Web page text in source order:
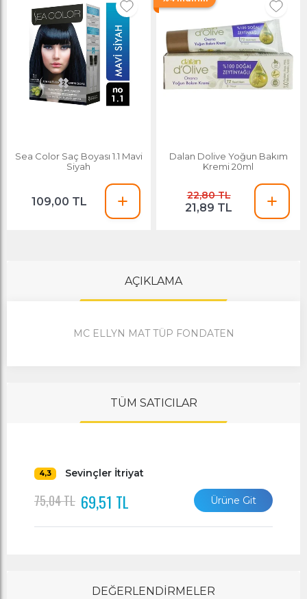
Sea Color Saç Boyası 1.1 Mavi
Siyah
109,00 TL
Dalan Dolive Yoğun Bakım
Kremi 20ml
22,80 TL
21,89 TL
AÇIKLAMA
MC ELLYN MAT TÜP FONDATEN
TÜM SATICILAR
4,3 Sevinçler İtriyat
75,04 TL 69,51 TL Ürüne Git
DEĞERLENDİRMELER